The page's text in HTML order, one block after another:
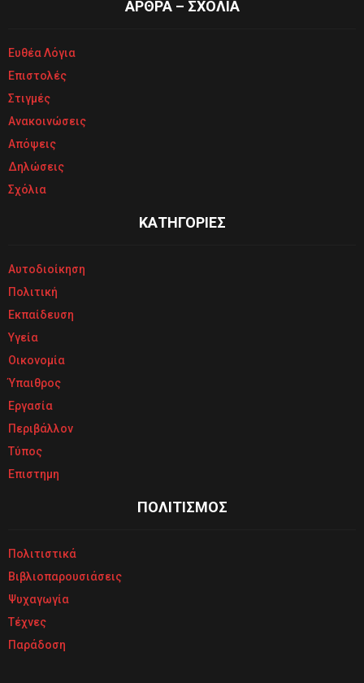
ΑΡΘΡΑ – ΣΧΟΛΙΑ
Ευθέα Λόγια
Επιστολές
Στιγμές
Ανακοινώσεις
Απόψεις
Δηλώσεις
Σχόλια
ΚΑΤΗΓΟΡΙΕΣ
Αυτοδιοίκηση
Πολιτική
Εκπαίδευση
Υγεία
Οικονομία
Ύπαιθρος
Εργασία
Περιβάλλον
Τύπος
Επιστημη
ΠΟΛΙΤΙΣΜΟΣ
Πολιτιστικά
Βιβλιοπαρουσιάσεις
Ψυχαγωγία
Τέχνες
Παράδοση